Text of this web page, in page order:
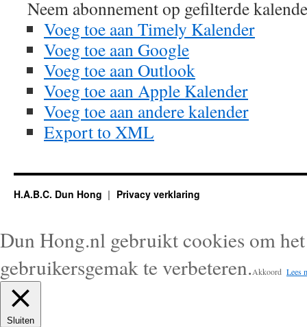
Neem abonnement op gefilterde
Voeg toe aan Timely Kalender
Voeg toe aan Google
Voeg toe aan Outlook
Voeg toe aan Apple Kalender
Voeg toe aan andere kalender
Export to XML
H.A.B.C. Dun Hong Privacy verklaring
Dun Hong.nl gebruikt cookies om
gebruikersgemak te verbeteren.Akkoord Lees
Sluiten